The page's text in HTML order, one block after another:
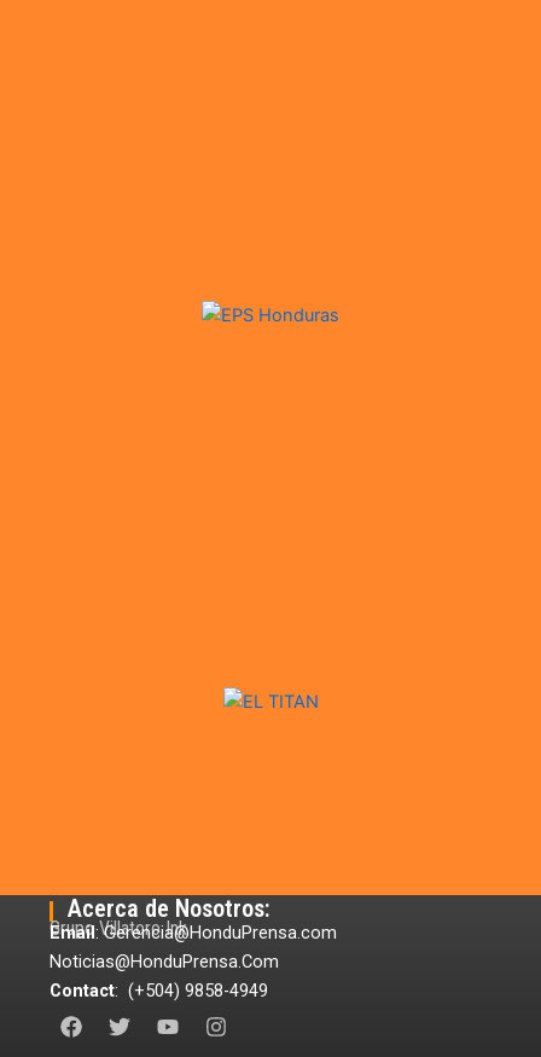
Acerca de Nosotros:
Grupo Villatoro Ink
Email: Gerencia@HonduPrensa.com
Noticias@HonduPrensa.Com
Contact: (+504) 9858-4949
F
a
T
w
Y
o
I
n